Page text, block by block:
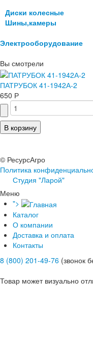
Диски колесные
Шины,камеры
Электрооборудование
Вы смотрели
ПАТРУБОК 41-1942А-2
650 Р
© РесурсАгро
Политика
Студия "Ларой"
Меню
">
Каталог
О компании
Доставка и оплата
Контакты
8 (800) 201-49-76 (звонок
Товар может визуально